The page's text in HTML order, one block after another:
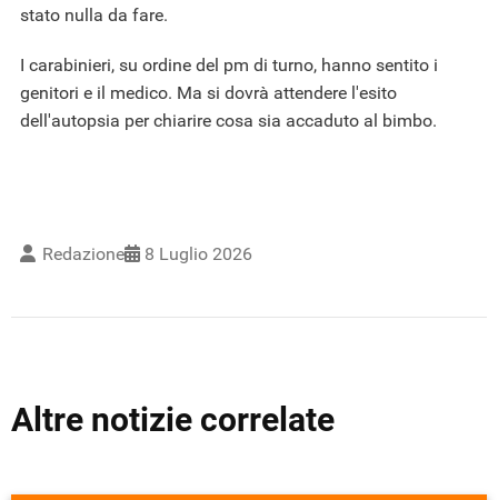
stato nulla da fare.
I carabinieri, su ordine del pm di turno, hanno sentito i
genitori e il medico. Ma si dovrà attendere l'esito
dell'autopsia per chiarire cosa sia accaduto al bimbo.
Redazione 8 Luglio 2026
Altre notizie correlate